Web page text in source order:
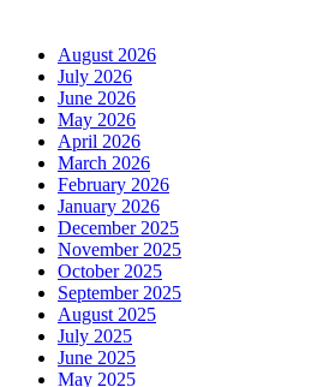
August 2026
July 2026
June 2026
May 2026
April 2026
March 2026
February 2026
January 2026
December 2025
November 2025
October 2025
September 2025
August 2025
July 2025
June 2025
May 2025